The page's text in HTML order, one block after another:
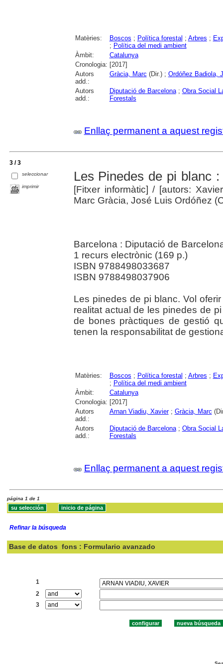
Matèries: Boscos ; Política forestal ; Arbres ;
; Política del medi ambient
Àmbit:
Catalunya
Cronologia: [2017]
Autors
add.:
Gràcia, Marc (Dir.) ; Ordóñez Badiola,
Autors
add.:
Diputació de Barcelona; Obra Social
Forestals
Enllaç permanent a aquest
3 / 3
seleccionar
imprimir
Les Pinedes de pi blanc
[Fitxer informàtic]/ [autors:
Marc Gràcia, José Luis Ordóñez
Barcelona : Diputació de
1 recurs electrònic (169 p.)
ISBN 9788498033687
ISBN 9788498037906
Les pinedes de pi blanc. Vol
realitat actual de les pinedes de
de bones pràctiques de gestió
tenen la responsabilitat de
Matèries: Boscos ; Política forestal ; Arbres ;
; Política del medi ambient
Àmbit:
Catalunya
Cronologia: [2017]
Autors
add.:
Arnan Viadiu, Xavier; Gràcia, Marc
Autors
add.:
Diputació de Barcelona; Obra Social
Forestals
Enllaç permanent a aquest
página 1 de 1
Refinar la búsqueda
Base de datos fons : Formulario avanzado
1
2
3